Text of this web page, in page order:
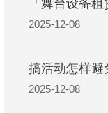
2025-12-08
2025-12-08